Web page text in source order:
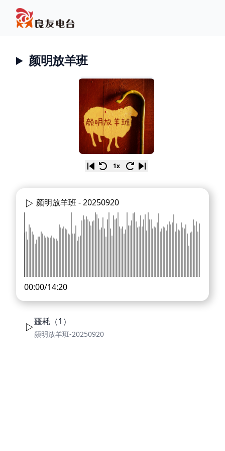
颜明放羊班
1x
颜明放羊班 -20250920
00:00/14:20
噩耗（1）
颜明放羊班-20250920